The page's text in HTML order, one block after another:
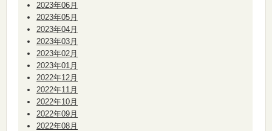
2023年06月
2023年05月
2023年04月
2023年03月
2023年02月
2023年01月
2022年12月
2022年11月
2022年10月
2022年09月
2022年08月